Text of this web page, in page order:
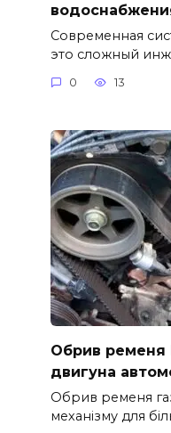
Современная
это сложный
0 13
Обрив ременя
двигуна
Обрив ременя
механізму для